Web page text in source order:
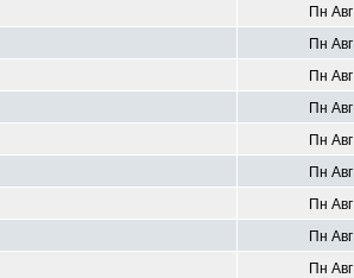
Пн
Пн
Пн
Пн
Пн
Пн
Пн
Пн
Пн